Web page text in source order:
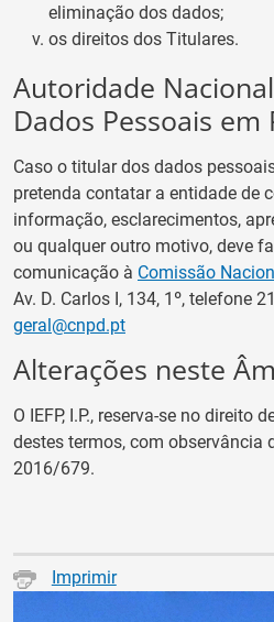
eliminação dos dados;
os direitos dos Titulares.
Autoridade
Dados Pessoais em
Caso o titular dos dados
pretenda contatar a entidade de
informação, esclarecimentos,
ou qualquer outro motivo, deve
comunicação à Comissão
Av. D. Carlos I, 134, 1º, telefone
geral@cnpd.pt
Alterações neste
O IEFP, I.P., reserva-se no direito
destes termos, com observância
2016/679.
Imprimir